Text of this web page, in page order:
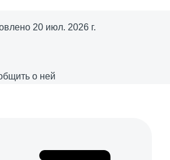
20 июл. 2026 г.
о ней